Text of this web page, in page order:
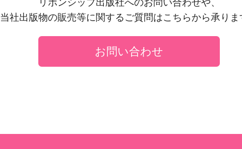
当社出版物の販売等に関するご質問はこちらから承りま
お問い合わせ